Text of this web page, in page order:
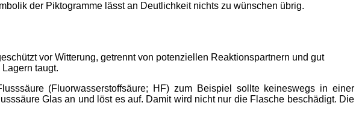
der Piktogramme lässt an Deutlichkeit nichts zu wünschen übrig.
vor Witterung, getrennt von potenziellen Reaktionspartnern und gut
taugt.
(Fluorwasserstoffsäure; HF) zum Beispiel sollte keineswegs in einer
Glas an und löst es auf. Damit wird nicht nur die Flasche beschädigt. Die